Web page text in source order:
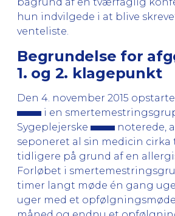
hun indvilgede i at blive
venteliste.
Begrundelse for
1. og 2. klagepunkt
Den 4. november 2015
i en
Sygeplejerske
noterede,
seponeret al sin medicin cirka
tidligere på grund af en
Forløbet i
timer langt møde én gang
uger med et